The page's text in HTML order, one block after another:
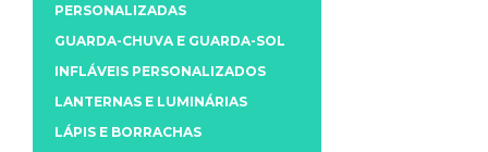
PERSONALIZADAS
GUARDA-CHUVA E GUARDA-SOL
INFLÁVEIS PERSONALIZADOS
LANTERNAS E LUMINÁRIAS
LÁPIS E BORRACHAS